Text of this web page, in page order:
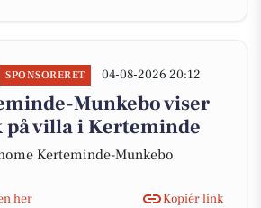
SPONSORERET 04-08-2026 20:12
Munkebo viser
på villa i Kerteminde
Kerteminde-Munkebo
her Kopiér link